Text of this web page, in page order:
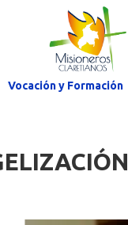
Vocación y Formación